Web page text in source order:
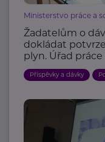
Ministerstvo práce a
Žadatelům o
dokládat
plyn. Úřad
Příspěvky a dávky